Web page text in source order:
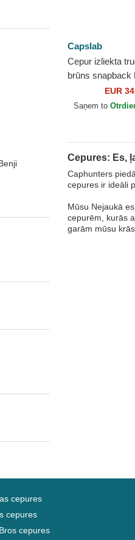
Capslab
Cepur izliekta
brūns snapback
TADB Minions
no Capslab
EUR
Saņem to
Cepures: Es,
Caphunters
cepures ir ideāli
Mūsu Nejaukā
cepurēm, kurās
garām mūsu
cepures
cepures
cepures